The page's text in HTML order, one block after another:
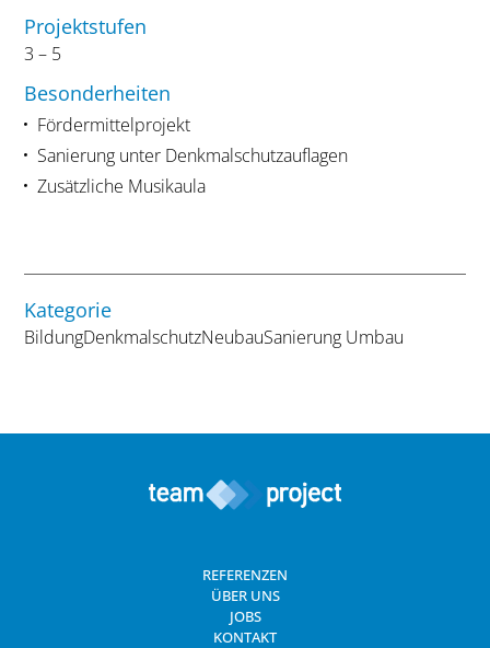
Projektstufen
3 – 5
Besonderheiten
Fördermittelprojekt
Sanierung unter Denkmalschutzauflagen
Zusätzliche Musikaula
Kategorie
BildungDenkmalschutzNeubauSanierung Umbau
REFERENZEN
ÜBER UNS
JOBS
KONTAKT